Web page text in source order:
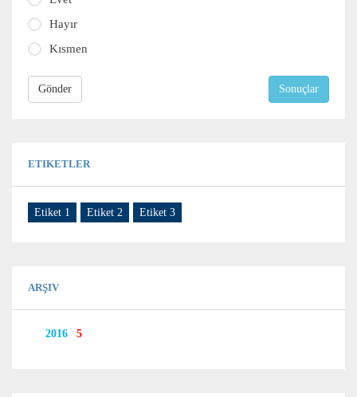
Hayır
Kısmen
Gönder Sonuçlar
ETIKETLER
Etiket 1 Etiket 2 Etiket 3
ARŞIV
2016 5